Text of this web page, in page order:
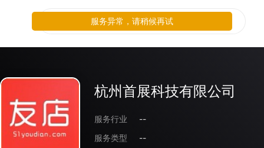
杭州首展科技有限公司
服务行业
--
服务类型
--
服务异常，请稍候再试